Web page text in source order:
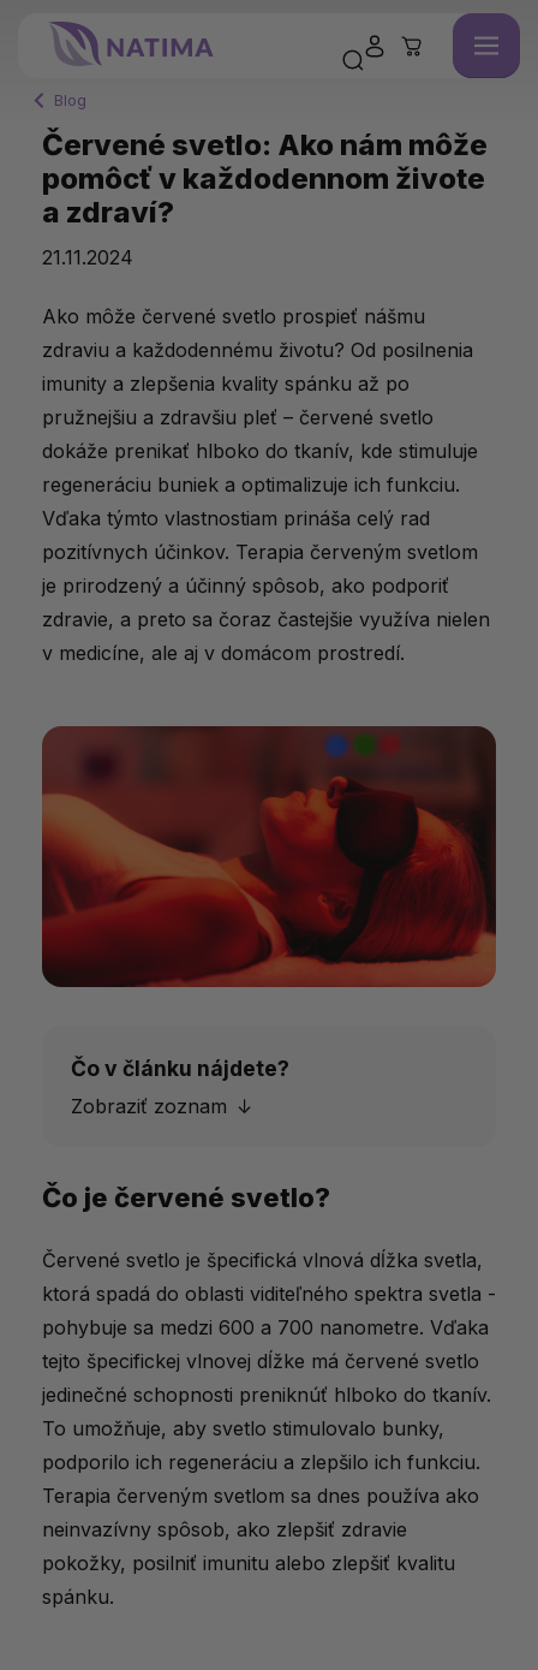
Blog
Červené svetlo: Ako nám môže
pomôcť v každodennom živote
a zdraví?
21.11.2024
Ako môže červené svetlo prospieť nášmu
zdraviu a každodennému životu? Od posilnenia
imunity a zlepšenia kvality spánku až po
pružnejšiu a zdravšiu pleť – červené svetlo
dokáže prenikať hlboko do tkanív, kde stimuluje
regeneráciu buniek a optimalizuje ich funkciu.
Vďaka týmto vlastnostiam prináša celý rad
pozitívnych účinkov. Terapia červeným svetlom
je prirodzený a účinný spôsob, ako podporiť
zdravie, a preto sa čoraz častejšie využíva nielen
v medicíne, ale aj v domácom prostredí.
Čo v článku nájdete?
Zobraziť zoznam
Čo je červené svetlo?
Hlavné prínosy červeného svetla
Terapia červeným svetlom
Ako červené svetlo používať?
Pre koho je červené svetlo vhodné?
Podpora účinkov červeného svetla s
doplnkami stravy
Slovenské magazíny o terapii červeným
svetlom
Prečo začleniť červené svetlo do vašej
Čo je červené svetlo?
Červené svetlo je špecifická vlnová dĺžka svetla,
ktorá spadá do oblasti viditeľného spektra svetla -
pohybuje sa medzi 600 a 700 nanometre. Vďaka
tejto špecifickej vlnovej dĺžke má červené svetlo
jedinečné schopnosti preniknúť hlboko do tkanív.
To umožňuje, aby svetlo stimulovalo bunky,
podporilo ich regeneráciu a zlepšilo ich funkciu.
Terapia červeným svetlom sa dnes používa ako
neinvazívny spôsob, ako zlepšiť zdravie
pokožky, posilniť imunitu alebo zlepšiť kvalitu
spánku.